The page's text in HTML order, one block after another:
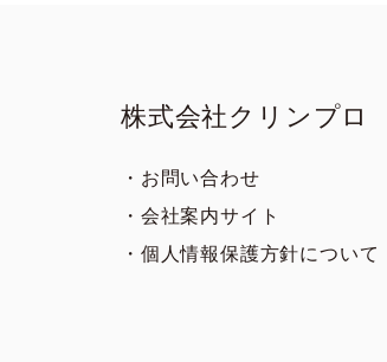
株式会社クリンプロ
・お問い合わせ
・会社案内サイト
・個人情報保護方針について